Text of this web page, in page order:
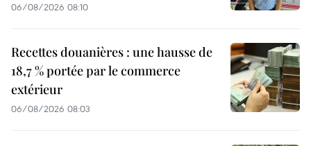
06/08/2026 08:10
Recettes douanières : une hausse de
18,7 % portée par le commerce
extérieur
06/08/2026 08:03